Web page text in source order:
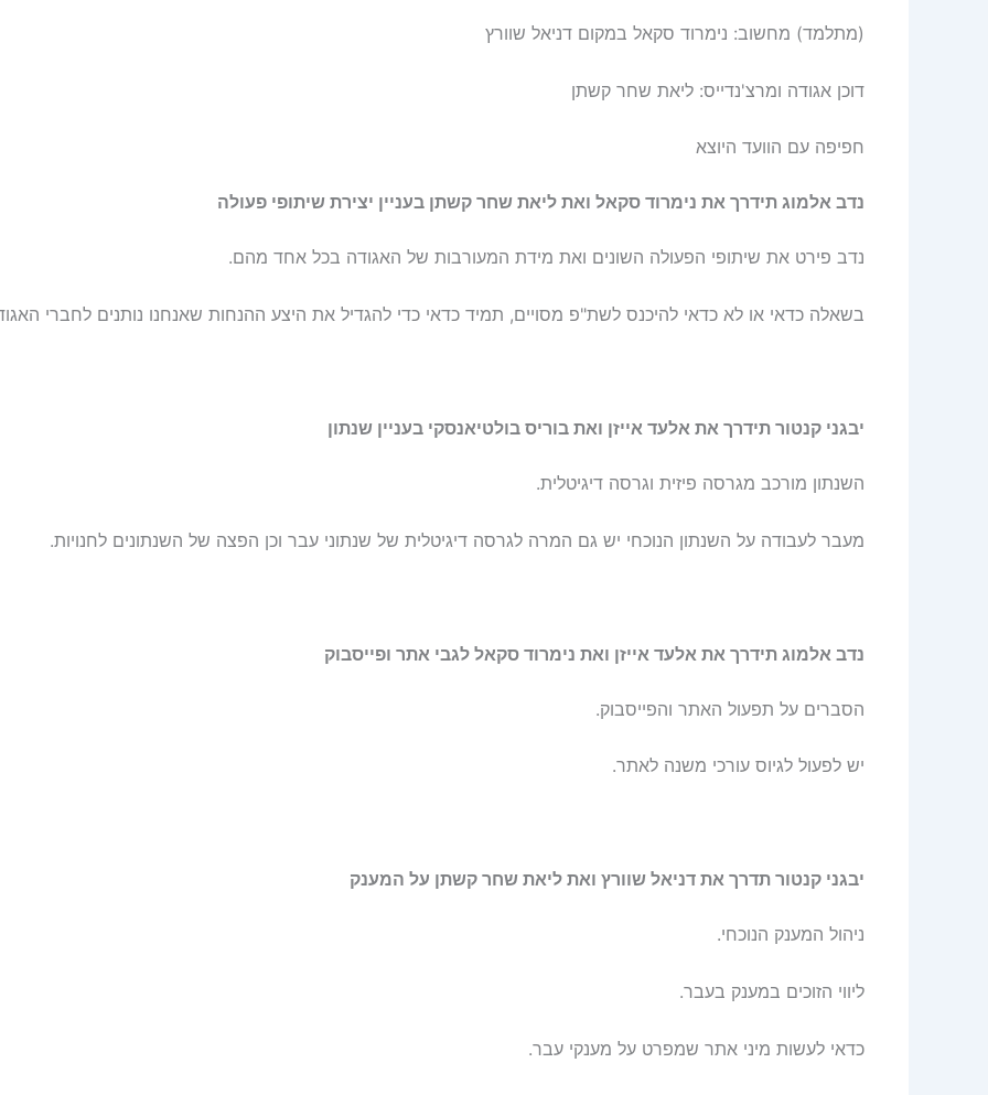
(מתלמד) מחשוב: נימרוד סקאל במקום דניאל שוורץ
דוכן אגודה ומרצ'נדייס: ליאת שחר קשתן
חפיפה עם הוועד היוצא
נדב אלמוג תידרך את נימרוד סקאל ואת ליאת שחר קשתן בעניין יצירת שיתופי פעולה
נדב פירט את שיתופי הפעולה השונים ואת מידת המעורבות של האגודה בכל אחד מהם.
בשאלה כדאי או לא כדאי להיכנס לשת"פ מסויים, תמיד כדאי כדי להגדיל את היצע ההנחות שאנחנו נותנים לחברי
יבגני קנטור תידרך את אלעד אייזן ואת בוריס בולטיאנסקי בעניין שנתון
השנתון מורכב מגרסה פיזית וגרסה דיגיטלית.
מעבר לעבודה על השנתון הנוכחי יש גם המרה לגרסה דיגיטלית של שנתוני עבר וכן הפצה של השנתונים לחנויות.
נדב אלמוג תידרך את אלעד אייזן ואת נימרוד סקאל לגבי אתר ופייסבוק
הסברים על תפעול האתר והפייסבוק.
יש לפעול לגיוס עורכי משנה לאתר.
יבגני קנטור תדרך את דניאל שוורץ ואת ליאת שחר קשתן על המענק
ניהול המענק הנוכחי.
ליווי הזוכים במענק בעבר.
כדאי לעשות מיני אתר שמפרט על מענקי עבר.